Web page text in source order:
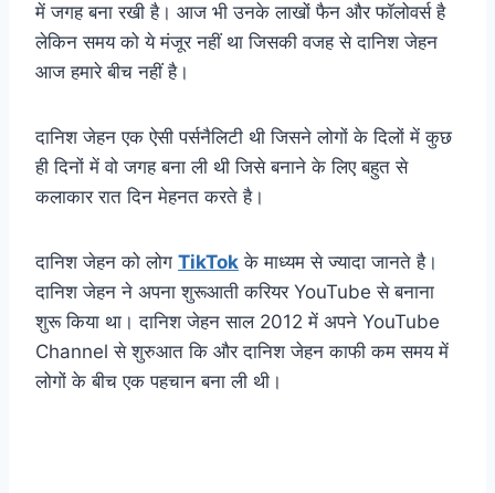
में जगह बना रखी है। आज भी उनके लाखों फैन और फॉलोवर्स है
लेकिन समय को ये मंजूर नहीं था जिसकी वजह से दानिश जेहन
आज हमारे बीच नहीं है।
दानिश जेहन एक ऐसी पर्सनैलिटी थी जिसने लोगों के दिलों में कुछ
ही दिनों में वो जगह बना ली थी जिसे बनाने के लिए बहुत से
कलाकार रात दिन मेहनत करते है।
दानिश जेहन को लोग TikTok के माध्यम से ज्यादा जानते है।
दानिश जेहन ने अपना शुरूआती करियर YouTube से बनाना
शुरू किया था। दानिश जेहन साल 2012 में अपने YouTube
Channel से शुरुआत कि और दानिश जेहन काफी कम समय में
लोगों के बीच एक पहचान बना ली थी।